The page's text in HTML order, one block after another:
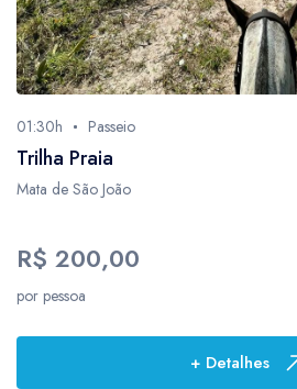
8
8 h
8 horas
88
01:30h Passeio
Trilha Praia
Mata de São João
R$ 200,00
por pessoa
+ Detalhes